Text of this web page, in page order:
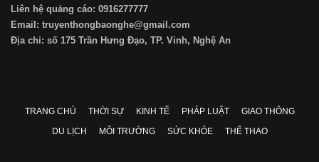
Liên hệ quảng cáo: 0916277777
Email: truyenthongbaonghe@gmail.com
Địa chỉ: số 175 Trần Hưng Đạo, TP. Vinh, Nghệ An
TRANG CHỦ THỜI SỰ KINH TẾ PHÁP LUẬT
GIAO THÔNG
DU LỊCH
MÔI TRƯỜNG SỨC KHỎE THỂ THAO